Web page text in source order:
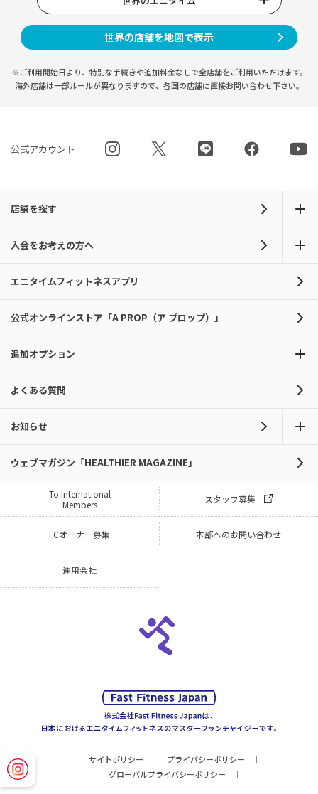
世界の店舗を地図で表示
※ご利用開始日より、特別な手続きや追加料金なしで全店舗をご利用いただけます。
海外店舗は一部ルールが異なりますので、 各国の店舗に直接お問い合わせ下さい。
公式アカウント
店舗を探す
入会をお考えの方へ
エニタイムフィットネスアプリ
公式オンラインストア「A PROP（ア プロップ）」
追加オプション
よくある質問
お知らせ
ウェブマガジン「HEALTHIER MAGAZINE」
To International
Members
スタッフ募集
FCオーナー募集 本部へのお問い合わせ
運用会社
サイトポリシー
プライバシーポリシー
グローバルプライバシーポリシー